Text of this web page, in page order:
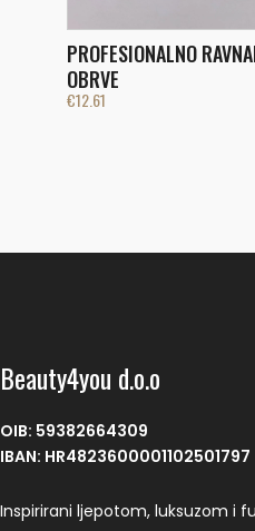
PROFESIONALNO
OBRVE
€12.61
Beauty4you d.o.o
OIB: 59382664309
IBAN: HR4823600001102501797
Inspirirani ljepotom, luksuzom i